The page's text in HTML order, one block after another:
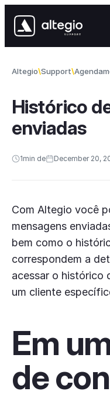
Altegio Support
Histórico
enviadas
1min de December 20,
Com Altegio você
mensagens
bem como o
correspondem a
acessar o histórico
um cliente
Em
de